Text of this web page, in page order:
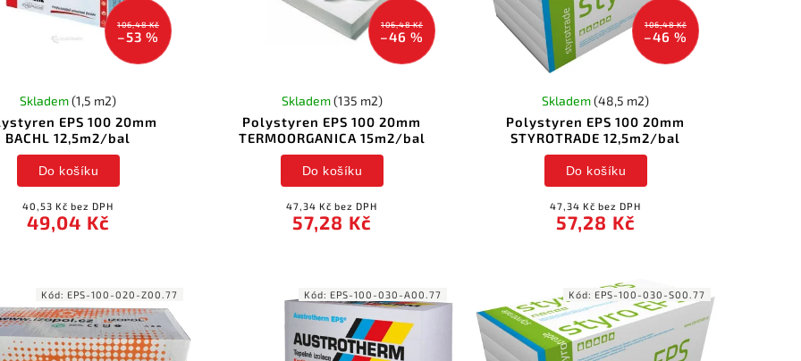
106,48 Kč
–53 %
EPS 100 20mm
BACHL 12,5m2/bal
Skladem(1,5 m2)
40,53 Kč bez DPH
49,04 Kč
Do košíku
106,48 Kč
–46 %
Polystyren EPS 100 20mm
TERMOORGANICA 15m2/bal
Skladem(135 m2)
47,34 Kč bez DPH
57,28 Kč
Do košíku
106,48 Kč
–46 %
Polystyren EPS 100 20mm
STYROTRADE 12,5m2/bal
Skladem(48,5 m2)
47,34 Kč bez DPH
57,28 Kč
Do košíku
Kód: EPS-100-020-Z00.77 Kód: EPS-100-030-A00.77 Kód: EPS-100-030-S00.77